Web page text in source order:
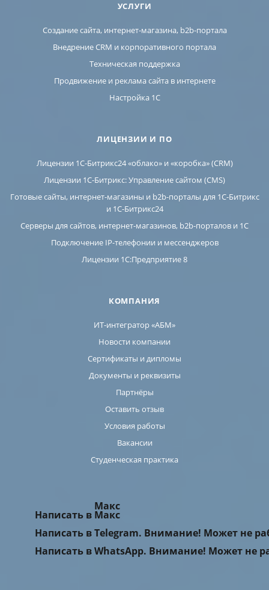
УСЛУГИ
Создание сайта, интернет-магазина, b2b-портала
Внедрение CRM и корпоративного портала
Техническая поддержка
Продвижение и реклама сайта в интернете
Настройка 1С
ЛИЦЕНЗИИ И ПО
Лицензии 1С-Битрикс24 «облако» и «коробка» (CRM)
Лицензии 1С-Битрикс: Управление сайтом (CMS)
Готовые сайты, интернет-магазины и b2b-порталы для 1С-Битрикс
и 1С-Битрикс24
Серверы для сайтов, интернет-магазинов, b2b-порталов и 1С
Подключение IP-телефонии и мессенджеров
Лицензии 1C:Предприятие 8
КОМПАНИЯ
ИТ-интегратор «АБМ»
Новости компании
Сертификаты и дипломы
Документы и реквизиты
Партнёры
Оставить отзыв
Условия работы
Вакансии
Студенческая практика
Макс
Написать в Макс
Написать в Telegram. Внимание! Может не
Написать в WhatsApp. Внимание! Может не